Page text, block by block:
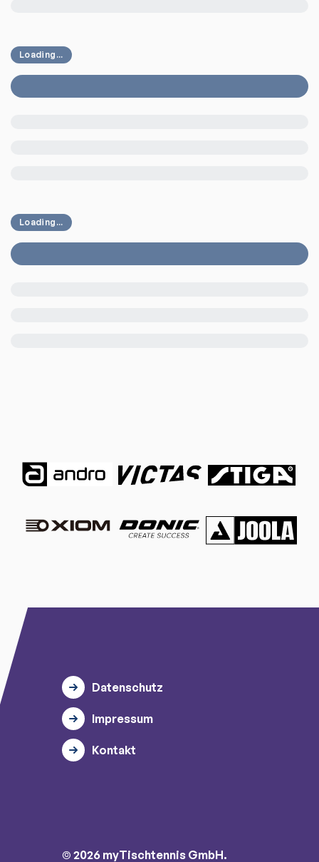
Loading...
Loading...
Datenschutz
Impressum
Kontakt
© 2026 myTischtennis GmbH.